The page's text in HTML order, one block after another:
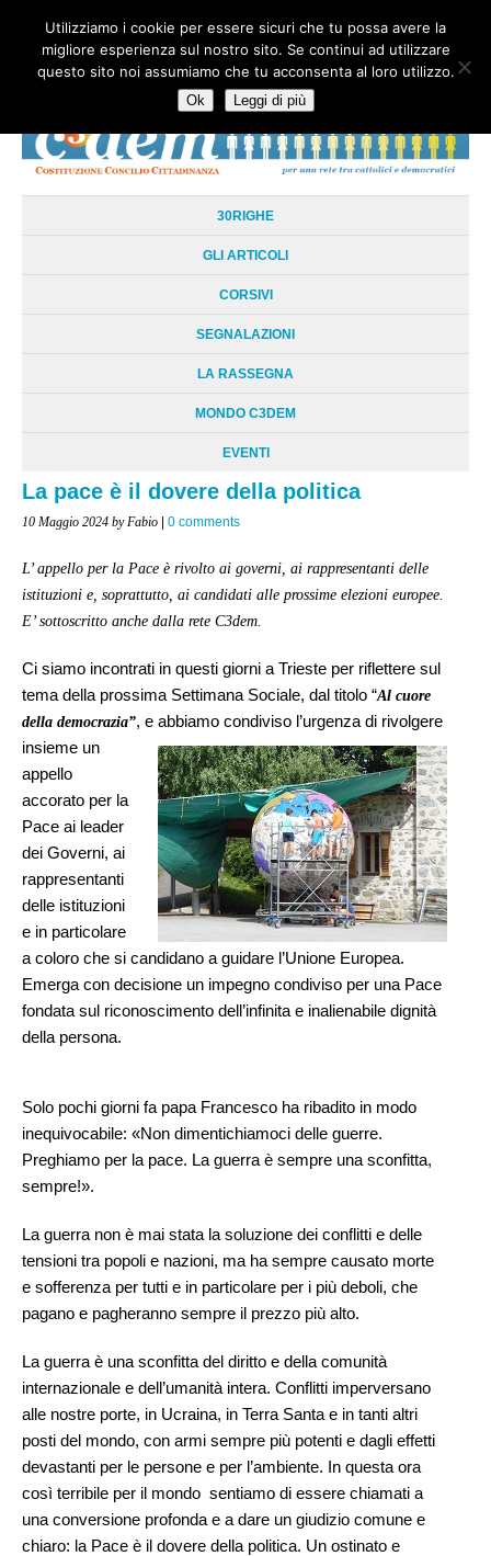
HOME CHI SIAMO LA RETE LE RADICI DOCUMENTAZIONE
AREE TEMATICHE
30RIGHE
GLI ARTICOLI
CORSIVI
SEGNALAZIONI
LA RASSEGNA
MONDO C3DEM
EVENTI
La pace è il dovere della politica
10 Maggio 2024 by Fabio | 0 comments
L’ appello per la Pace è rivolto ai governi, ai rappresentanti delle
istituzioni e, soprattutto, ai candidati alle prossime elezioni europee.
E’ sottoscritto anche dalla rete C3dem.
Ci siamo incontrati in questi giorni a Trieste per riflettere sul
tema della prossima Settimana Sociale, dal titolo “Al cuore
della democrazia”, e abbiamo condiviso l’urgenza di rivolgere
insieme un
appello
accorato per la
Pace ai leader
dei Governi, ai
rappresentanti
delle istituzioni
e in particolare
a coloro che si candidano a guidare l’Unione Europea.
Emerga con decisione un impegno condiviso per una Pace
fondata sul riconoscimento dell’infinita e inalienabile dignità
della persona.
Solo pochi giorni fa papa Francesco ha ribadito in modo
inequivocabile: «Non dimentichiamoci delle guerre.
Preghiamo per la pace. La guerra è sempre una sconfitta,
sempre!».
La guerra non è mai stata la soluzione dei conflitti e delle
tensioni tra popoli e nazioni, ma ha sempre causato morte
e sofferenza per tutti e in particolare per i più deboli, che
pagano e pagheranno sempre il prezzo più alto.
La guerra è una sconfitta del diritto e della comunità
internazionale e dell’umanità intera. Conflitti imperversano
alle nostre porte, in Ucraina, in Terra Santa e in tanti altri
posti del mondo, con armi sempre più potenti e dagli effetti
devastanti per le persone e per l’ambiente. In questa ora
così terribile per il mondo sentiamo di essere chiamati a
una conversione profonda e a dare un giudizio comune e
chiaro: la Pace è il dovere della politica. Un ostinato e
Utilizziamo i cookie per essere sicuri che tu possa avere la
migliore esperienza sul nostro sito. Se continui ad utilizzare
questo sito noi assumiamo che tu acconsenta al loro utilizzo.
Ok Leggi di più